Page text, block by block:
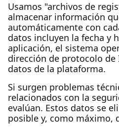
Usamos "archivos de
almacenar información
automáticamente con
datos incluyen la fecha y
aplicación, el sistema
dirección de protocolo de
datos de la plataforma.
Si surgen problemas
relacionados con la
evalúan. Estos datos se
posible y, como máximo,